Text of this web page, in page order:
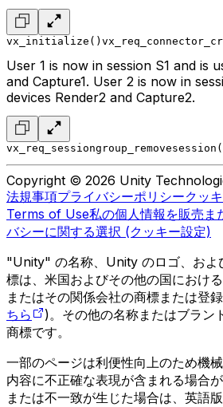
vx_initialize()
User 1 is now in session S1 and is
and Capture1. User 2 is now in
devices Render2 and Capture2.
Copyright © 2026 Unity
法規事項プライバシーポリシークッ
Terms of Use私の個人情報を販売ま
バシーに関する選択 (クッキー設定)
"Unity" の名称、Unity のロゴ、およ
標は、米国およびその他の国におけ
またはその関係会社の商標または登
ちら
)。その他の名称またはブラン
商標です。
一部のページは利便性向上のため機
内容に不正確な表現が含まれる場合
または不一致が生じた場合は、英語